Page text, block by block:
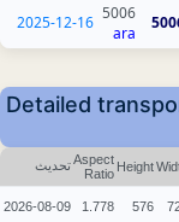
5006
ara
2025-12-16
Detailed
Height
Aspect
Ratio
تحديث
576
1.778
2026-08-09